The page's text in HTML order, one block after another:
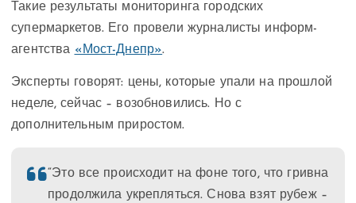
Такие результаты мониторинга городских
супермаркетов. Его провели журналисты информ-
агентства «Мост-Днепр».
Эксперты говорят: цены, которые упали на прошлой
неделе, сейчас – возобновились. Но с
дополнительным приростом.
“Это все происходит на фоне того, что гривна
продолжила укрепляться. Снова взят рубеж –